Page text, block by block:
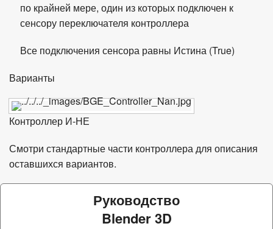
по крайней мере, один из которых подключен к
сенсору переключателя контроллера
Все подключения сенсора равны Истина (True)
Варианты
Контроллер И-НЕ
Смотри стандартные части контроллерадля описания
оставшихся вариантов.
Руководство
Blender 3D